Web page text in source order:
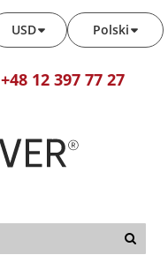
Polski
USD
+48 12 397 77 27